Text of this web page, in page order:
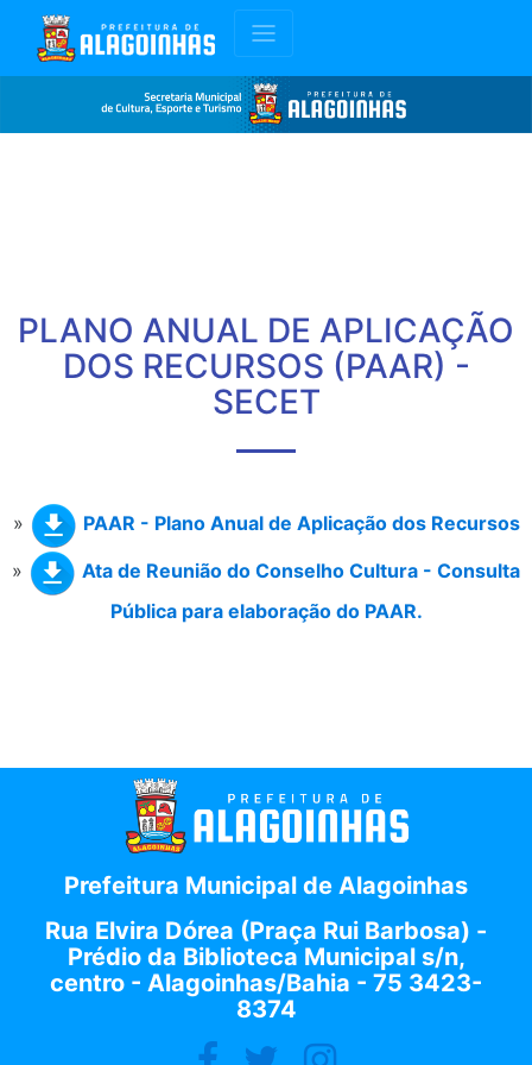
PLANO ANUAL DE APLICAÇÃO
DOS RECURSOS (PAAR) -
SECET
»
PAAR - Plano Anual de Aplicação dos Recursos
»
Ata de Reunião do Conselho Cultura - Consulta
Pública para elaboração do PAAR.
Prefeitura Municipal de Alagoinhas
Rua Elvira Dórea (Praça Rui Barbosa) -
Prédio da Biblioteca Municipal s/n,
centro - Alagoinhas/Bahia - 75 3423-
8374